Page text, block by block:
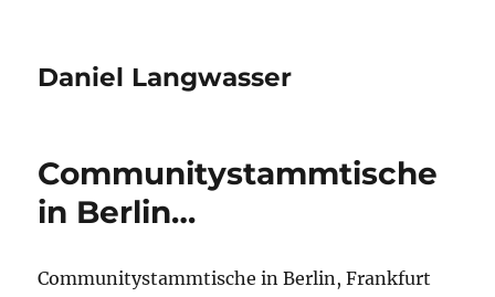
Daniel Langwasser
Communitystammtische
in Berlin…
Communitystammtische in Berlin, Frankfurt